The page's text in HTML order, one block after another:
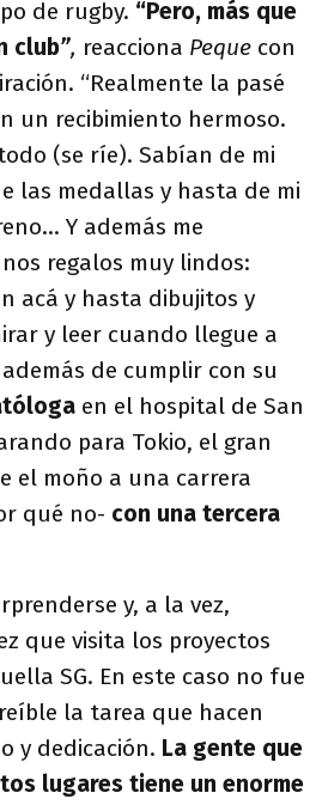
de rugby. “Pero, más que
club”, reacciona Peque con
“Realmente la pasé
un recibimiento hermoso.
(se ríe). Sabían de mi
las medallas y hasta de mi
Y además me
regalos muy lindos:
acá y hasta dibujitos y
y leer cuando llegue a
de cumplir con su
en el hospital de San
para Tokio, el gran
el moño a una carrera
qué no- con una tercera
y, a la vez,
que visita los proyectos
SG. En este caso no fue
la tarea que hacen
y dedicación. La gente que
lugares tiene un enorme